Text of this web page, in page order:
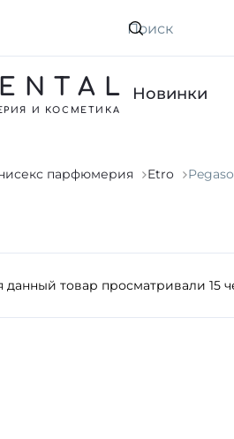
Искать
И КОСМЕТИКА
Новинки
парфюмерия Etro Pegaso